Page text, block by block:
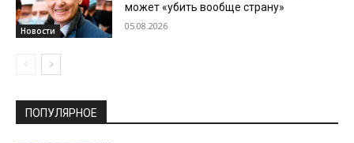
Новости
может «убить вообще страну»
05.08.2026
ПОПУЛЯРНОЕ